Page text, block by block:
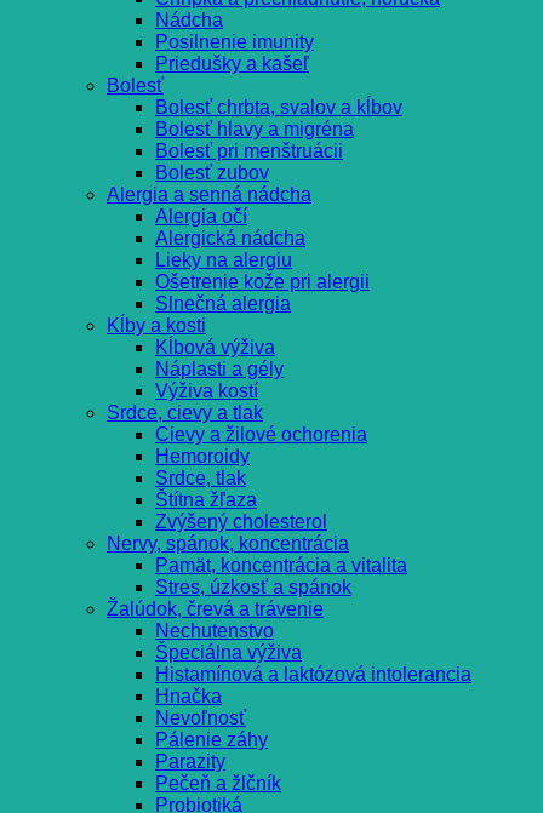
Nádcha
Posilnenie imunity
Priedušky a kašeľ
Bolesť
Bolesť chrbta, svalov a kĺbov
Bolesť hlavy a migréna
Bolesť pri menštruácii
Bolesť zubov
Alergia a senná nádcha
Alergia očí
Alergická nádcha
Lieky na alergiu
Ošetrenie kože pri alergii
Slnečná alergia
Kĺby a kosti
Kĺbová výživa
Náplasti a gély
Výživa kostí
Srdce, cievy a tlak
Cievy a žilové ochorenia
Hemoroidy
Srdce, tlak
Štítna žľaza
Zvýšený cholesterol
Nervy, spánok, koncentrácia
Pamät, koncentrácia a vitalita
Stres, úzkosť a spánok
Žalúdok, črevá a trávenie
Nechutenstvo
Špeciálna výživa
Histamínová a laktózová intolerancia
Hnačka
Nevoľnosť
Pálenie záhy
Parazity
Pečeň a žlčník
Probiotiká